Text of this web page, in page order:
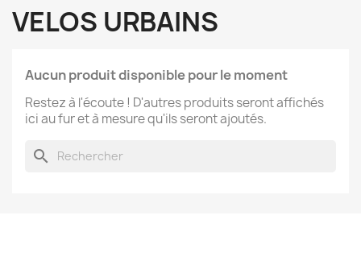
VELOS URBAINS
Aucun produit disponible pour le moment
Restez à l'écoute ! D'autres produits seront affichés
ici au fur et à mesure qu'ils seront ajoutés.
search